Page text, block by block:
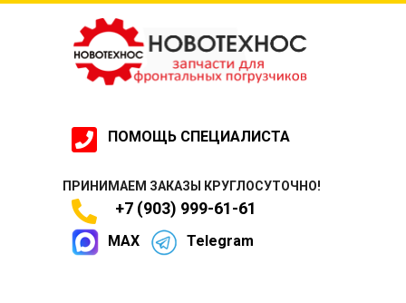
ПОМОЩЬ СПЕЦИАЛИСТА
ПРИНИМАЕМ ЗАКАЗЫ КРУГЛОСУТОЧНО!
+7 (903) 999-61-61
MAX Telegram